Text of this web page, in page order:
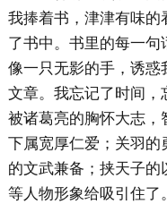
我捧着书，津津有味的
了书中。书里的每一句
像一只无影的手，诱惑
文章。我忘记了时间，
被诸葛亮的胸怀大志
下属宽厚仁爱；关羽
的文武兼备；挟天子
等人物形象给吸引住了。